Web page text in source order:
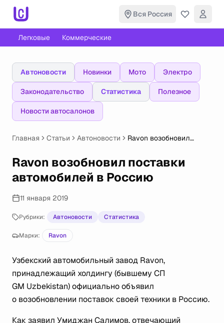
Вся Россия
Легковые Коммерческие
Автоновости Новинки Мото Электро
Законодательство Статистика Полезное
Новости автосалонов
Главная Статьи Автоновости
Ravon возобновил
в Россию
Ravon возобновил поставки
автомобилей в Россию
11 января 2019
Рубрики: Автоновости Статистика
Марки: Ravon
Узбекский автомобильный завод Ravon,
принадлежащий холдингу (бывшему СП
GM Uzbekistan) официально объявил
о возобновлении поставок своей техники в Россию.
Как заявил Умиджан Салимов, отвечающий